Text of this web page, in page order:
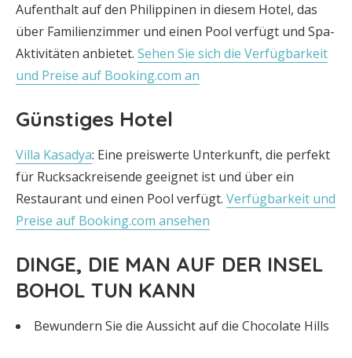
Aufenthalt auf den Philippinen in diesem Hotel, das
über Familienzimmer und einen Pool verfügt und Spa-
Aktivitäten anbietet. Sehen Sie sich die Verfügbarkeit
und Preise auf Booking.com an
Günstiges Hotel
Villa Kasadya: Eine preiswerte Unterkunft, die perfekt
für Rucksackreisende geeignet ist und über ein
Restaurant und einen Pool verfügt. Verfügbarkeit und
Preise auf Booking.com ansehen
DINGE, DIE MAN AUF DER INSEL
BOHOL TUN KANN
Bewundern Sie die Aussicht auf die Chocolate Hills